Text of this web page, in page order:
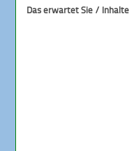
Das erwartet Sie / Inhalte